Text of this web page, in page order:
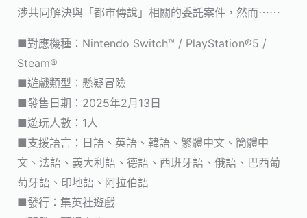
涉共同解決與「都市傳說」相關的委託案件，然而⋯⋯
■對應機種：Nintendo Switch™ / PlayStation®5 /
Steam®
■遊戲類型：懸疑冒險
■發售日期：2025年2月13日
■遊玩人數：1人
■支援語言：日語、英語、韓語、繁體中文、簡體中
文、法語、義大利語、德語、西班牙語、俄語、巴西葡
萄牙語、印地語、阿拉伯語
■發行：集英社遊戲